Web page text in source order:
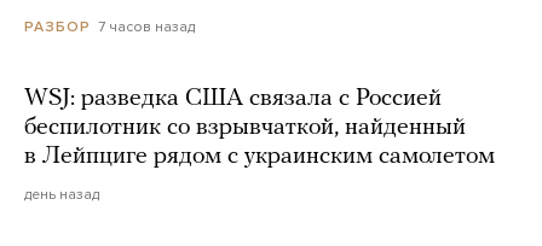
РАЗБОР 7 часов назад
WSJ: разведка США связала с Россией
беспилотник со взрывчаткой, найденный
в Лейпциге рядом с украинским самолетом
день назад